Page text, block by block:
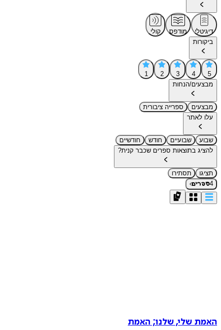
דיגיטלי מודפס
קולי
ביקורות
5
4
3
2
1
מבצעים/הנחות
מבצעים
ספרייה ציבורית
עלו לאתר
שבוע שבועיים חודש
חודשיים
להציג בתוצאות ספרים שכבר קנית?
תציגו
תסתירו
4ספרים›
האמת שלי, שלנו; האמת